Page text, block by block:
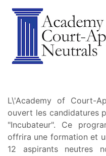
L\'Academy of Court-
ouvert les candidatures
"Incubateur". Ce
offrira une formation et
12 aspirants neutres